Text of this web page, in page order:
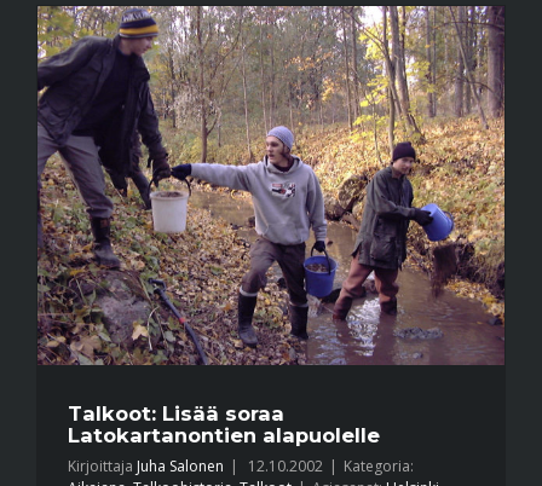
Talkoot: Lisää soraa
Latokartanontien alapuolelle
Kirjoittaja Juha Salonen | 12.10.2002 | Kategoria: